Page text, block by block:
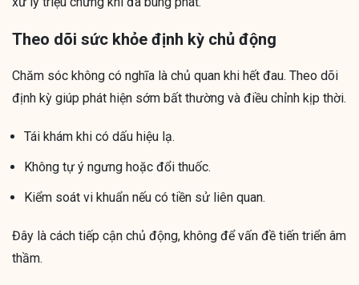
Theo dõi sức khỏe định kỳ chủ động
Chăm sóc không có nghĩa là chủ quan khi hết đau. Theo dõi
định kỳ giúp phát hiện sớm bất thường và điều chỉnh kịp thời.
Tái khám khi có dấu hiệu lạ.
Không tự ý ngưng hoặc đổi thuốc.
Kiểm soát vi khuẩn nếu có tiền sử liên quan.
Đây là cách tiếp cận chủ động, không để vấn đề tiến triển âm
thầm.